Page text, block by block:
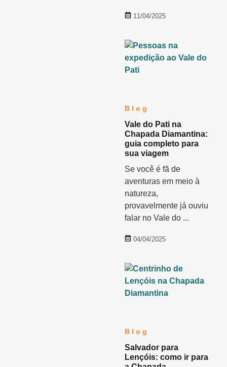
11/04/2025
Blog
Vale do Pati na
Chapada Diamantina:
guia completo para
sua viagem
Se você é fã de
aventuras em meio à
natureza,
provavelmente já ouviu
falar no Vale do ...
04/04/2025
Blog
Salvador para
Lençóis: como ir para